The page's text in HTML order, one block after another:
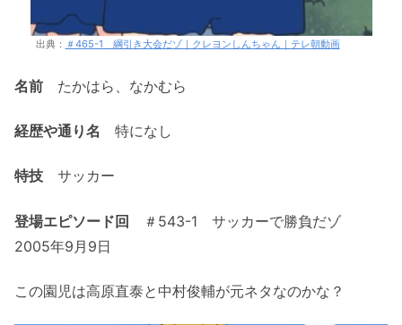
出典： ＃465-1 綱引き大会だゾ｜クレヨンしんちゃん｜テレ朝動画
名前 たかはら、なかむら
経歴や通り名 特になし
特技 サッカー
登場エピソード回 ＃543-1 サッカーで勝負だゾ
2005年9月9日
この園児は高原直泰と中村俊輔が元ネタなのかな？